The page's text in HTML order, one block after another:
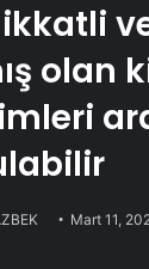
olan
Mart 11,